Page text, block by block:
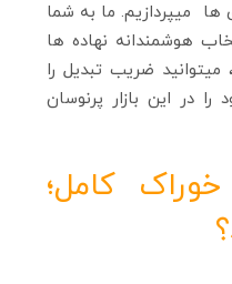
میپردازیم. ما به شما
هوشمندانه نهاده‌ ها
ضریب تبدیل را
در این بازار پرنوسان
کامل؛